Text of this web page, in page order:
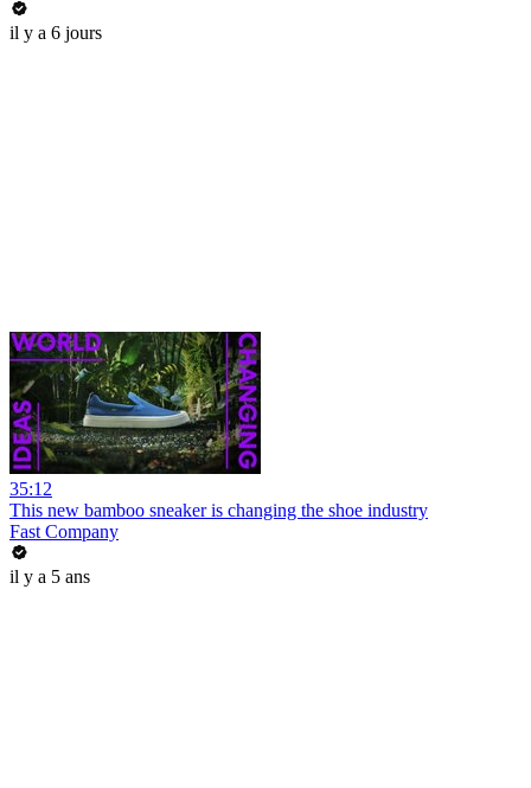
il y a 6 jours
35:12
This new bamboo sneaker is changing the shoe industry
Fast Company
il y a 5 ans